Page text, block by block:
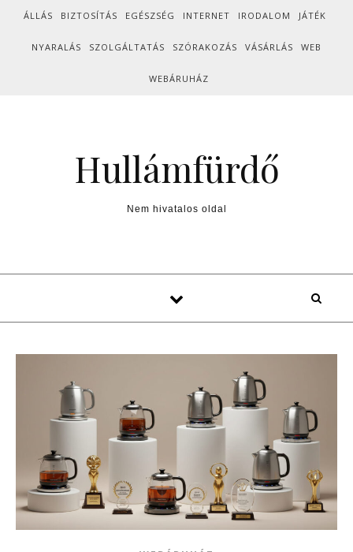
Skip to content
ÁLLÁS BIZTOSÍTÁS EGÉSZSÉG INTERNET IRODALOM JÁTÉK
NYARALÁS SZOLGÁLTATÁS SZÓRAKOZÁS VÁSÁRLÁS WEB
WEBÁRUHÁZ
Hullámfürdő
Nem hivatalos oldal